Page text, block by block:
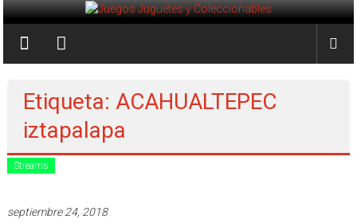
Saltar
al
contenido
Juegos
Juguetes
Coleccionables
Noticias
y
para
Etiqueta: ACAHUALTEPEC
iztapalapa
Streams
septiembre 24, 2018